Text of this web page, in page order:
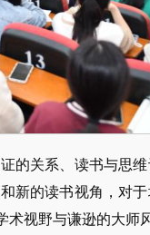
的关系、读书与思
新的读书视角，对
视野与谦逊的大师